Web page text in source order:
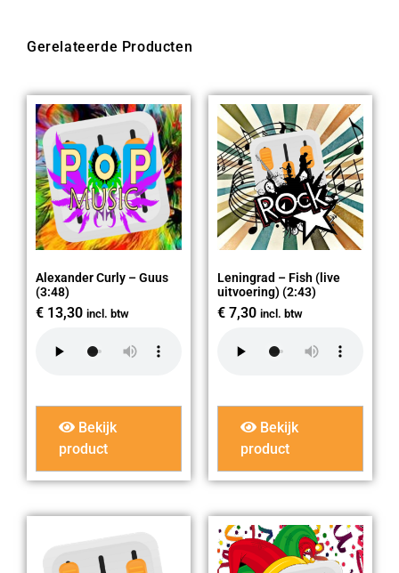
Gerelateerde Producten
Alexander Curly – Guus
(3:48)
€ 13,30 incl. btw
Bekijk
product
Leningrad – Fish (live
uitvoering) (2:43)
€ 7,30 incl. btw
Bekijk
product